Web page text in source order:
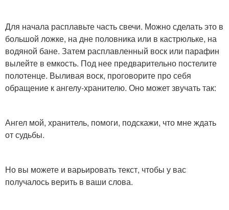
Для начала расплавьте часть свечи. Можно сделать это в
большой ложке, на дне половника или в кастрюльке, на
водяной бане. Затем расплавленный воск или парафин
вылейте в емкость. Под нее предварительно постелите
полотенце. Выливая воск, проговорите про себя
обращение к ангелу-хранителю. Оно может звучать так:
Ангел мой, хранитель, помоги, подскажи, что мне ждать
от судьбы.
Но вы можете и варьировать текст, чтобы у вас
получалось верить в ваши слова.